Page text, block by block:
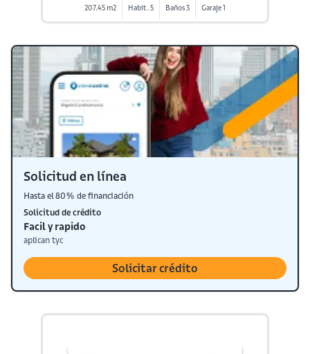
207.45 m2 Habit. 5 Baños 3 Garaje 1
Solicitud en línea
Hasta el 80% de financiación
Solicitud de crédito
Facil y rapido
aplican tyc
Solicitar crédito